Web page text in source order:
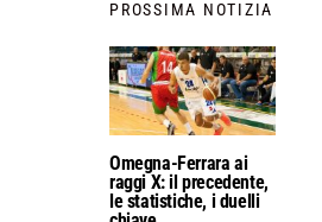
PROSSIMA NOTIZIA
Omegna-Ferrara ai
raggi X: il precedente,
le statistiche, i duelli